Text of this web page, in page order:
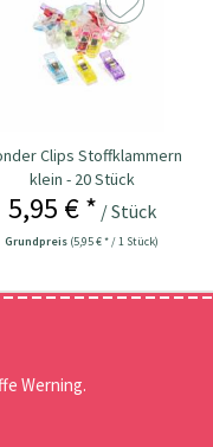
Clips Stoffklammern
klein - 20 Stück
5,95 € * / Stück
Grundpreis (5,95 € * / 1 Stück)
Werning.